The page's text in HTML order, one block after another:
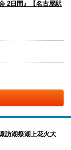
2日間』【名古屋駅
訪湖祭湖上花火大